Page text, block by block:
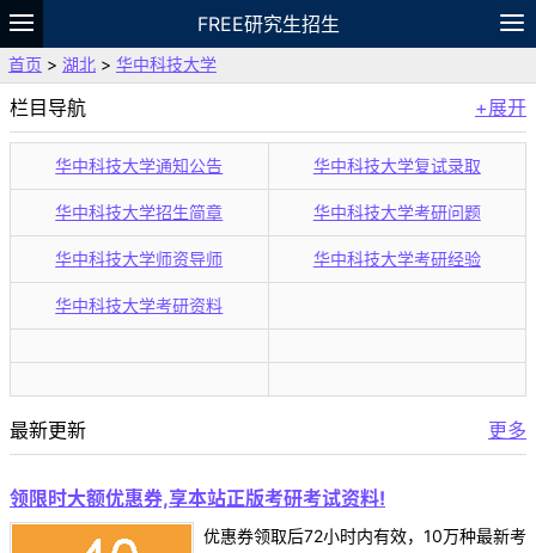
FREE研究生招生
题库
故事 专题
VIP
首页 > 湖北 > 华中科技大学
栏目导航 +展开
华中科技大学通知公告 华中科技大学复试录取
华中科技大学招生简章 华中科技大学考研问题
华中科技大学师资导师 华中科技大学考研经验
华中科技大学考研资料
最新更新 更多
领限时大额优惠券,享本站正版考研考试资料!
优惠券领取后72小时内有效，10万种最新考